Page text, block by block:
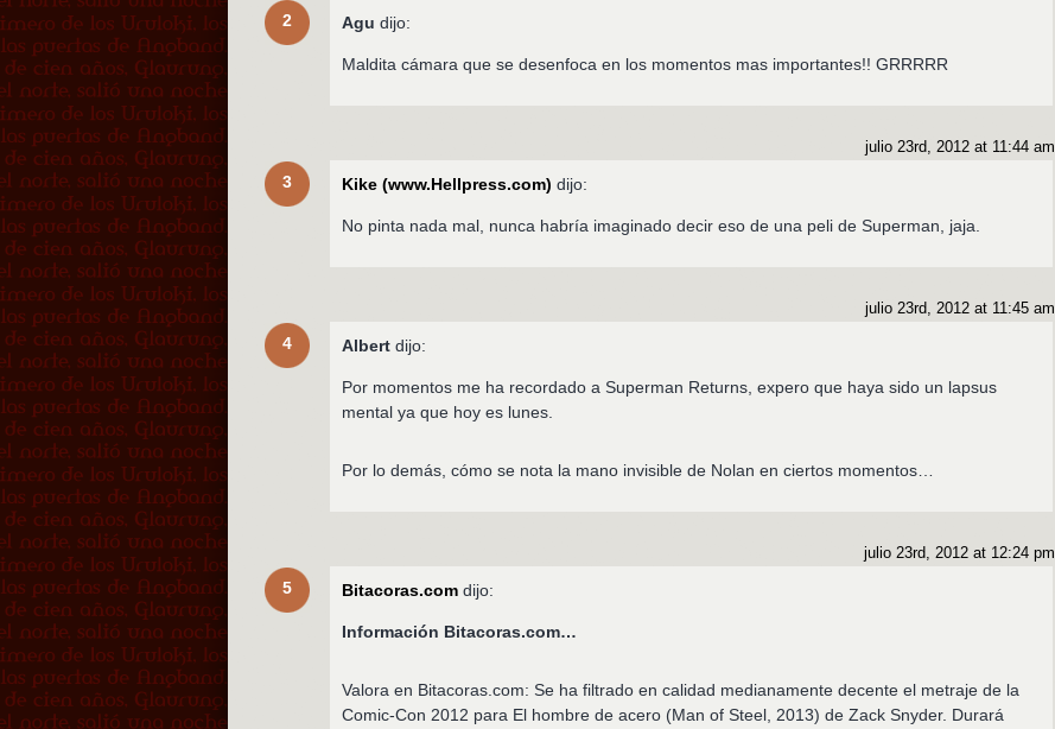
2 Agu dijo:
Maldita cámara que se desenfoca en los momentos mas importantes!! GRRRRR
3
julio 23rd, 2012 at 11:44 am
Kike (www.Hellpress.com) dijo:
No pinta nada mal, nunca habría imaginado decir eso de una peli de Superman, jaja.
4
julio 23rd, 2012 at 11:45 am
Albert dijo:
Por momentos me ha recordado a Superman Returns, expero que haya sido un lapsus
mental ya que hoy es lunes.
Por lo demás, cómo se nota la mano invisible de Nolan en ciertos momentos…
5
julio 23rd, 2012 at 12:24 pm
Bitacoras.com dijo:
Información Bitacoras.com…
Valora en Bitacoras.com: Se ha filtrado en calidad medianamente decente el metraje de la
Comic-Con 2012 para El hombre de acero (Man of Steel, 2013) de Zack Snyder. Durará